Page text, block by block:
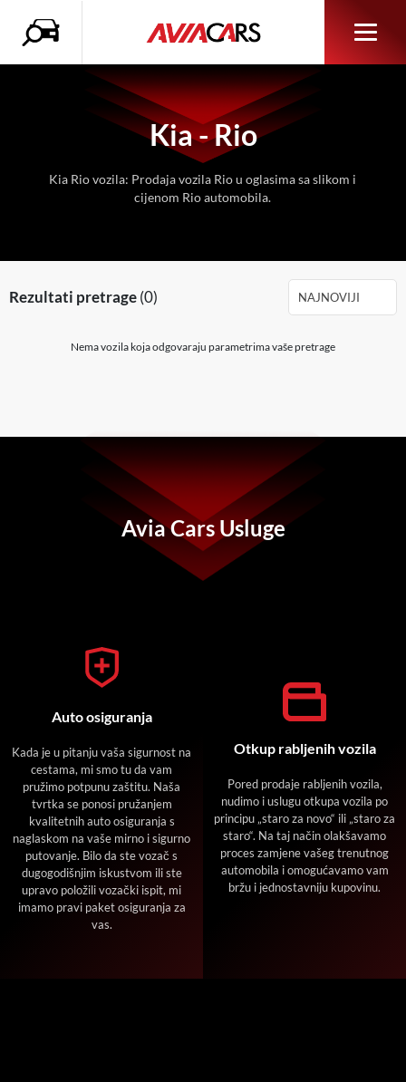
Kia - Rio
Kia Rio vozila: Prodaja vozila Rio u oglasima sa slikom i
cijenom Rio automobila.
Rezultati pretrage(0) NAJNOVIJI
Nema vozila koja odgovaraju parametrima vaše pretrage
Avia Cars Usluge
Auto osiguranja
Kada je u pitanju vaša sigurnost na
cestama, mi smo tu da vam
pružimo potpunu zaštitu. Naša
tvrtka se ponosi pružanjem
kvalitetnih auto osiguranja s
naglaskom na vaše mirno i sigurno
putovanje. Bilo da ste vozač s
dugogodišnjim iskustvom ili ste
upravo položili vozački ispit, mi
imamo pravi paket osiguranja za
vas.
Otkup rabljenih vozila
Pored prodaje rabljenih vozila,
nudimo i uslugu otkupa vozila po
principu „staro za novo“ ili „staro za
staro“. Na taj način olakšavamo
proces zamjene vašeg trenutnog
automobila i omogućavamo vam
bržu i jednostavniju kupovinu.